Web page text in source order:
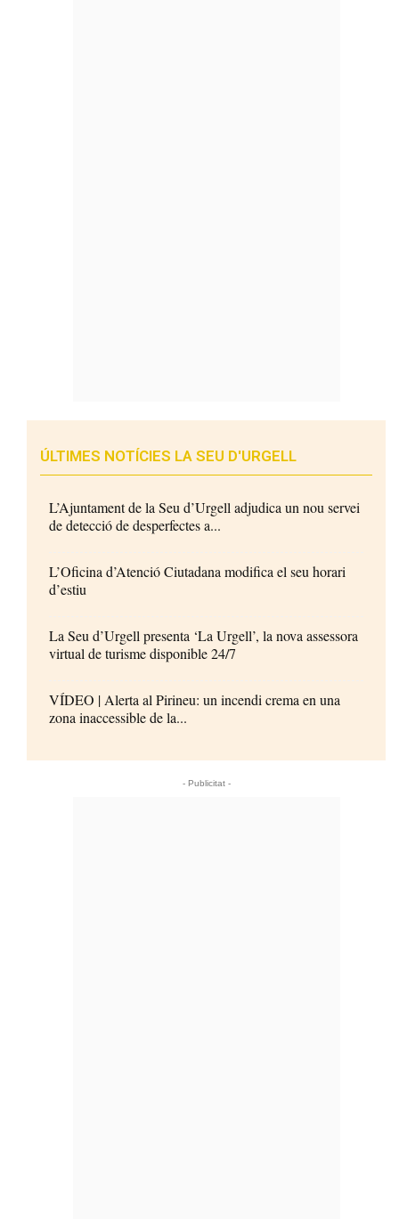
ÚLTIMES NOTÍCIES LA SEU D'URGELL
L’Ajuntament de la Seu d’Urgell adjudica un nou servei
de detecció de desperfectes a...
L’Oficina d’Atenció Ciutadana modifica el seu horari
d’estiu
La Seu d’Urgell presenta ‘La Urgell’, la nova assessora
virtual de turisme disponible 24/7
VÍDEO | Alerta al Pirineu: un incendi crema en una
zona inaccessible de la...
- Publicitat -